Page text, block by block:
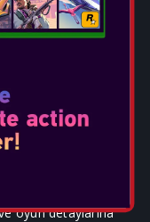
emin olun.
sahip
menüsünden
oyun detaylarına